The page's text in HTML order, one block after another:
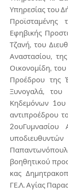
Υπηρεσίας του
Προϊσταμένης
Εφηβικής
Τζανή, του
Αναστασίου,
Οικονομίδη,
Προέδρου της
Ξυνογαλά,
Κηδεμόνων 1ου
αντιπροέδρου
βοηθητικού
κας
ΓΕ.Λ. Αγίας